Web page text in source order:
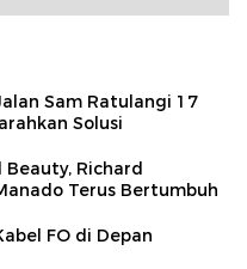
Sam Ratulangi 17
Solusi
Beauty, Richard
Terus Bertumbuh
FO di Depan